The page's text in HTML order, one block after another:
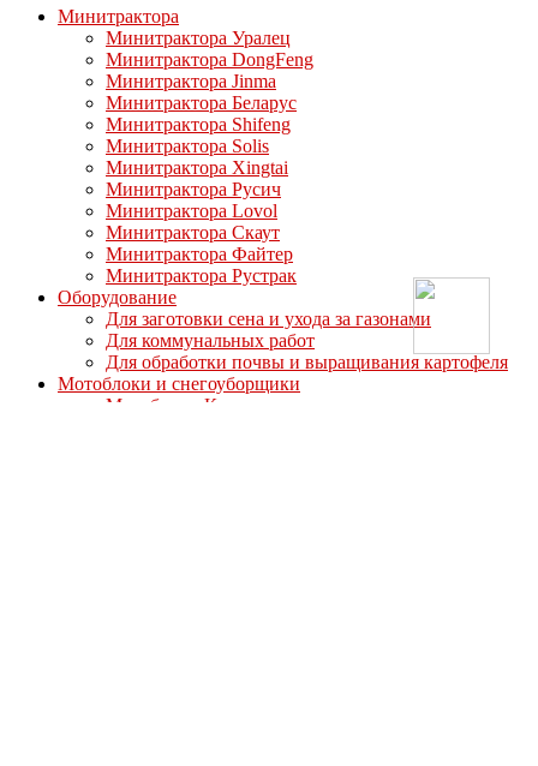
Минитрактора
Минитрактора Уралец
Минитрактора DongFeng
Минитрактора Jinma
Минитрактора Беларус
Минитрактора Shifeng
Минитрактора Solis
Минитрактора Xingtai
Минитрактора Русич
Минитрактора Lovol
Минитрактора Скаут
Минитрактора Файтер
Минитрактора Рустрак
Оборудование
Для заготовки сена и ухода за газонами
Для коммунальных работ
Для обработки почвы и выращивания картофеля
Мотоблоки и снегоуборщики
Мотоблоки Кентавр